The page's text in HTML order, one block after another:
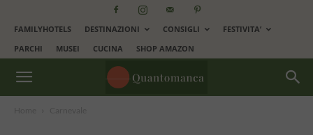
FAMILYHOTELS DESTINAZIONI CONSIGLI
FESTIVITA’
PARCHI
MUSEI CUCINA SHOP AMAZON